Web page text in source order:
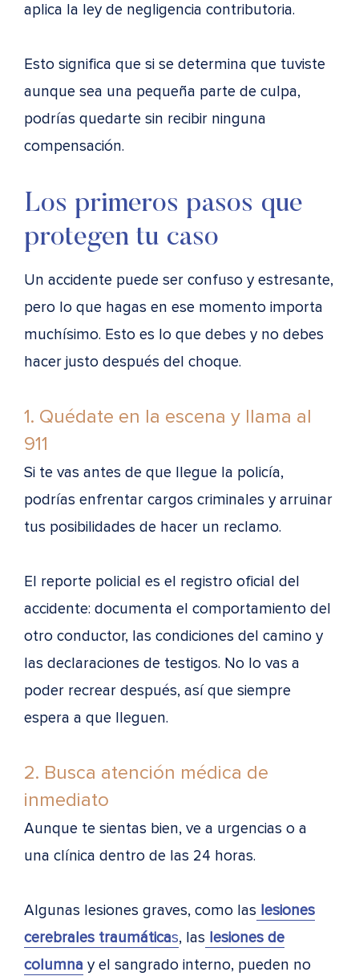
aplica la ley de negligencia contributoria.
Esto significa que si se determina que tuviste
aunque sea una pequeña parte de culpa,
podrías quedarte sin recibir ninguna
compensación.
Los primeros pasos que
protegen tu caso
Un accidente puede ser confuso y estresante,
pero lo que hagas en ese momento importa
muchísimo. Esto es lo que debes y no debes
hacer justo después del choque.
1. Quédate en la escena y llama al
911
Si te vas antes de que llegue la policía,
podrías enfrentar cargos criminales y arruinar
tus posibilidades de hacer un reclamo.
El reporte policial es el registro oficial del
accidente: documenta el comportamiento del
otro conductor, las condiciones del camino y
las declaraciones de testigos. No lo vas a
poder recrear después, así que siempre
espera a que lleguen.
2. Busca atención médica de
inmediato
Aunque te sientas bien, ve a urgencias o a
una clínica dentro de las 24 horas.
Algunas lesiones graves, como las lesiones
cerebrales traumáticas, las lesiones de
columna y el sangrado interno, pueden no